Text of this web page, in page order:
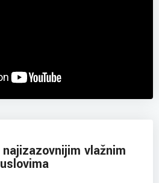
vlažnim
uslovima